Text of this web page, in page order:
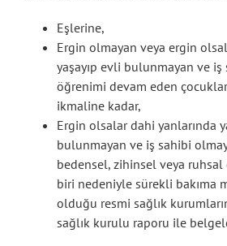
Eşlerine,
Ergin olmayan veya ergin
yaşayıp evli bulunmayan ve
öğrenimi devam eden
ikmaline kadar,
Ergin olsalar dahi yanlarında
bulunmayan ve iş sahibi
bedensel, zihinsel veya
biri nedeniyle sürekli bakıma
olduğu resmi sağlık
sağlık kurulu raporu ile